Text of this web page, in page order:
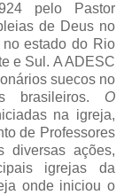
pelo Pastor
de Deus no
estado do Rio
e Sul. A ADESC
suecos no
brasileiros. O
na igreja,
de Professores
diversas ações,
igrejas da
onde iniciou o